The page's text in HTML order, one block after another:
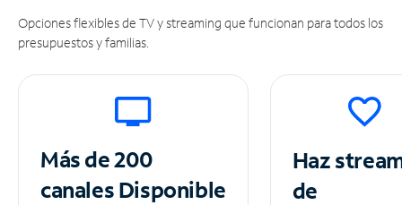
Opciones flexibles de TV y streaming que funcionan para todos los
presupuestos y familias.
Más de 200
canalesDisponible
Haz
de